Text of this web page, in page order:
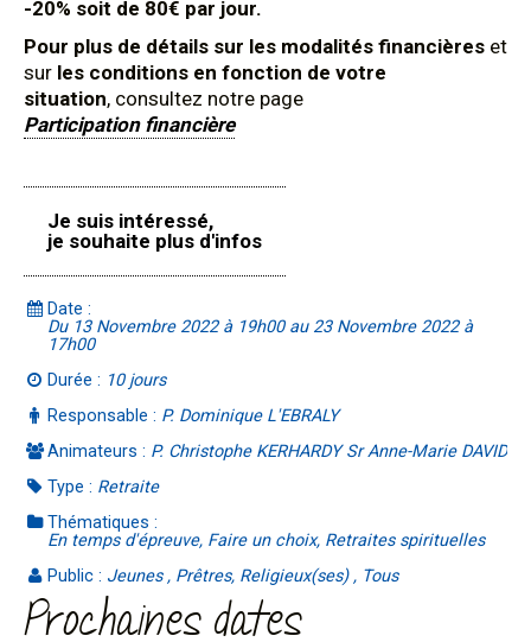
-20% soit de 80€ par jour.
Pour plus de détails sur les modalités financières et
sur les conditions en fonction de votre
situation, consultez notre page
Participation financière
Je suis intéressé,
je souhaite plus d'infos
Date :
Du 13 Novembre 2022 à 19h00 au 23 Novembre 2022 à
17h00
Durée : 10 jours
Responsable : P. Dominique L'EBRALY
Animateurs : P. Christophe KERHARDY Sr Anne-Marie DAVID
Type : Retraite
Thématiques :
En temps d'épreuve, Faire un choix, Retraites spirituelles
Public : Jeunes , Prêtres, Religieux(ses) , Tous
Prochaines dates